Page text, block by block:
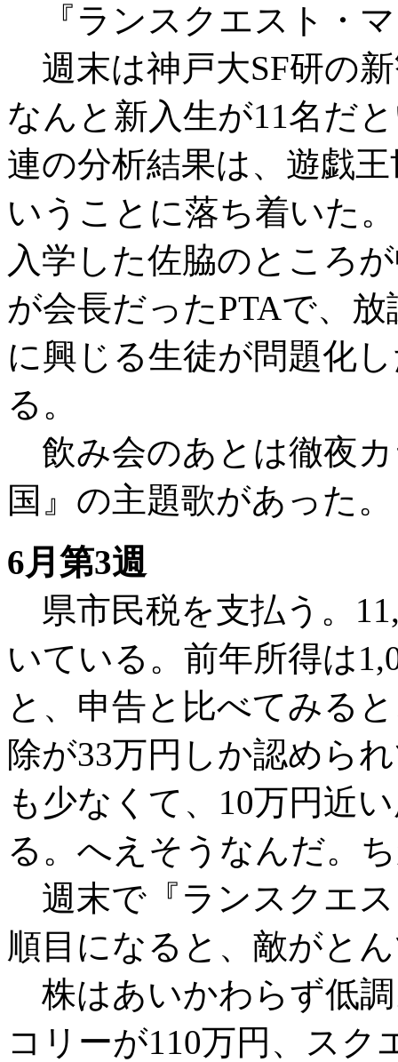
『ランスクエスト・
週末は神戸大SF研の
なんと新入生が11名だ
連の分析結果は、遊戯
いうことに落ち着いた
入学した佐脇のところ
が会長だったPTAで、
に興じる生徒が問題化
る。
飲み会のあとは徹夜
国』の主題歌があった。
6月第3週
県市民税を支払う。
いている。前年所得は
と、申告と比べてみる
除が33万円しか認めら
も少なくて、10万円近
る。へえそうなんだ。
週末で『ランスクエ
順目になると、敵がと
株はあいかわらず低調
コリーが110万円、スク